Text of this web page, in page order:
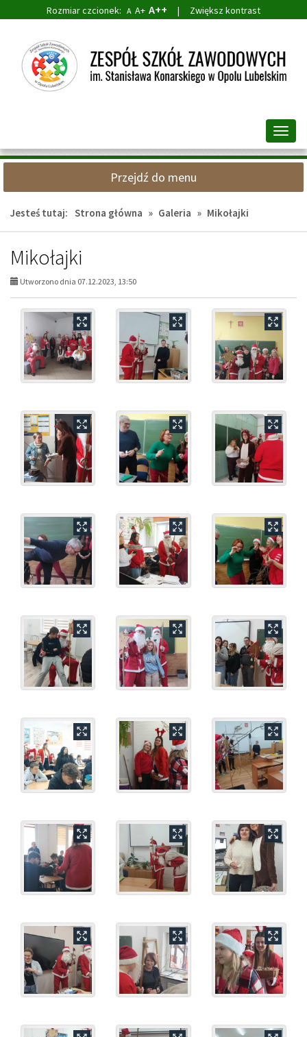
głównej
treści
wyszukiwarki
Rozmiar czcionek: A A+ A++ | Zwiększ kontrast
Przejdź do menu
Jesteś tutaj: Strona główna » Galeria » Mikołajki
Mikołajki
Utworzono dnia 07.12.2023, 13:50